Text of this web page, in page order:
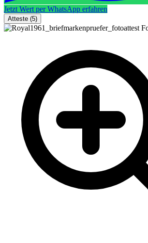
Jetzt Wert per WhatsApp erfahren
Atteste (5)